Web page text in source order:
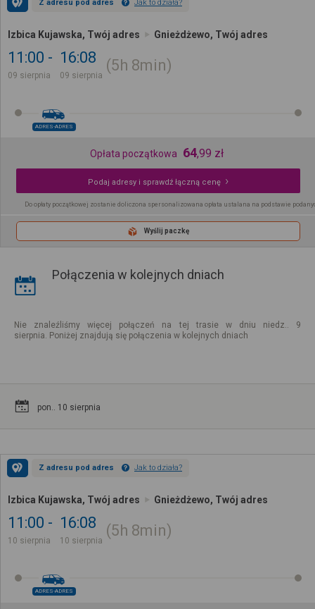
Z adresu pod adres Jak to działa?
Izbica Kujawska, Twój adres Gnieżdżewo, Twój adres
11:00
09 sierpnia
16:08
09 sierpnia
5h 8min
ADRES-ADRES
Opłata początkowa 64,99 zł
Podaj adresy i sprawdź łączną cenę
Do opłaty początkowej zostanie doliczona spersonalizowana opłata ustalana na podstawie
Wyślij paczkę
Połączenia w kolejnych dniach
Nie znaleźliśmy więcej połączeń na tej trasie w dniu niedz.. 9
sierpnia. Poniżej znajdują się połączenia w kolejnych dniach
pon.. 10 sierpnia
Z adresu pod adres Jak to działa?
Izbica Kujawska, Twój adres Gnieżdżewo, Twój adres
11:00
10 sierpnia
16:08
10 sierpnia
5h 8min
ADRES-ADRES